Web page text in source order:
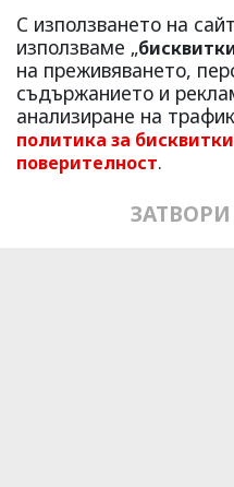
С използването на
използваме „
на преживяването,
съдържанието и
анализиране на
политика за
поверителност.
ЗАТВОРИ
АЗ,
ПОД
© 2010 - 2026 |